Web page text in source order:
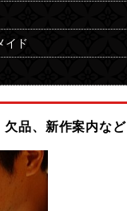
イド
欠品、新作案内など